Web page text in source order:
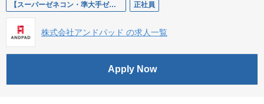
【スーパーゼネコン・準大手ゼネコン担当】アカウントエグゼクティブ 正社員
株式会社アンドパッド の求人一覧
Apply Now